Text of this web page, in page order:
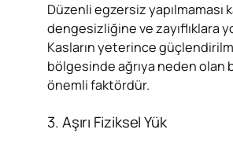
Düzenli egzersiz yapılmaması
dengesizliğine ve zayıflıklara
Kasların yeterince
bölgesinde ağrıya neden olan
önemli faktördür.
3. Aşırı Fiziksel Yük